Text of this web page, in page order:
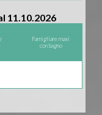
11.10.2026
Famigliare maxi
con bagno